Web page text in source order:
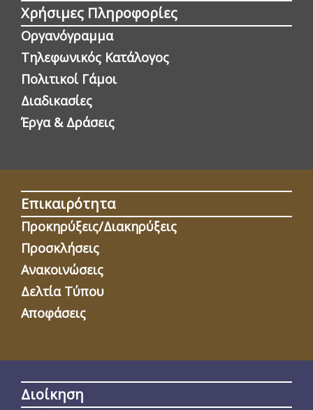
Χρήσιμες Πληροφορίες
Οργανόγραμμα
Τηλεφωνικός Κατάλογος
Πολιτικοί Γάμοι
Διαδικασίες
Έργα & Δράσεις
Επικαιρότητα
Προκηρύξεις/Διακηρύξεις
Προσκλήσεις
Ανακοινώσεις
Δελτία Τύπου
Αποφάσεις
Διοίκηση